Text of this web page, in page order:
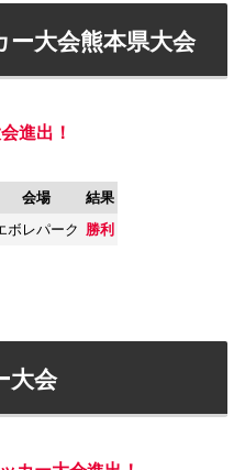
大会熊本県大会
進出！
会場
結果
ボレパーク 勝利
大会